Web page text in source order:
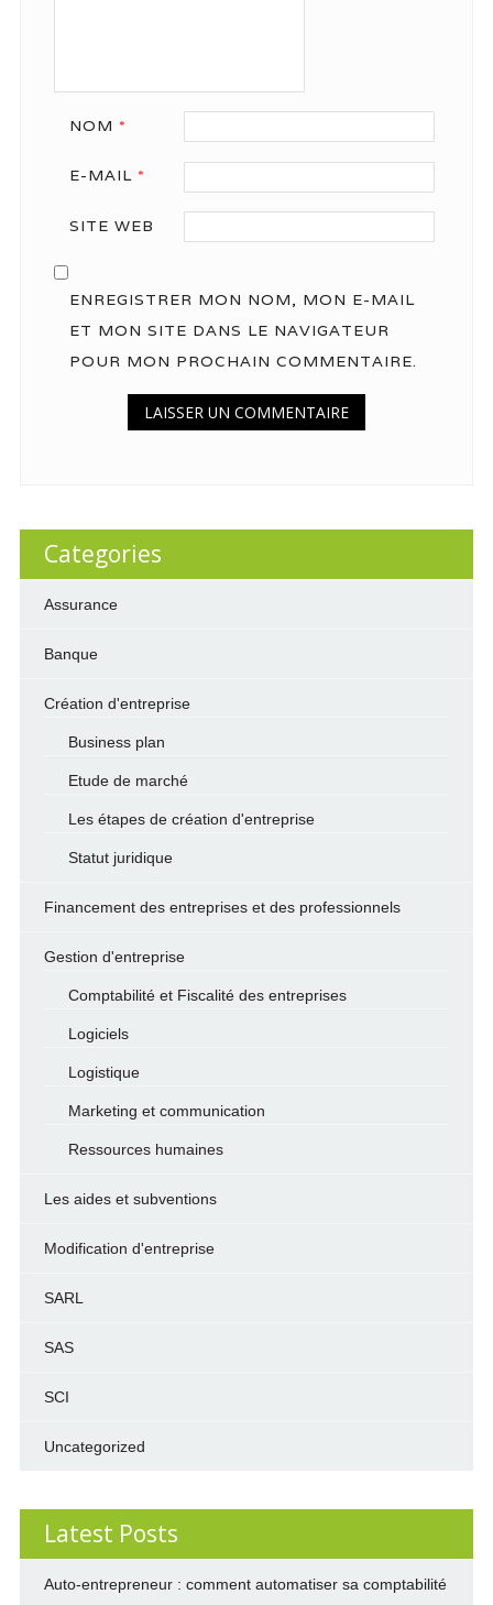
NOM *
E-MAIL *
SITE WEB
ENREGISTRER MON NOM, MON E-MAIL
ET MON SITE DANS LE NAVIGATEUR
POUR MON PROCHAIN COMMENTAIRE.
Categories
Assurance
Banque
Création d'entreprise
Business plan
Etude de marché
Les étapes de création d'entreprise
Statut juridique
Financement des entreprises et des professionnels
Gestion d'entreprise
Comptabilité et Fiscalité des entreprises
Logiciels
Logistique
Marketing et communication
Ressources humaines
Les aides et subventions
Modification d'entreprise
SARL
SAS
SCI
Uncategorized
Latest Posts
Auto-entrepreneur : comment automatiser sa comptabilité